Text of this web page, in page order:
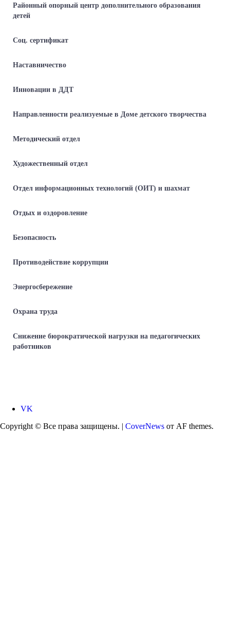
Районный опорный центр дополнительного образования
детей
Соц. сертификат
Наставничество
Инновации в ДДТ
Направленности реализуемые в Доме детского творчества
Методический отдел
Художественный отдел
Отдел информационных технологий (ОИТ) и шахмат
Отдых и оздоровление
Безопасность
Противодействие коррупции
Энергосбережение
Охрана труда
Снижение бюрократической нагрузки на педагогических
работников
VK
Copyright © Все права защищены. | CoverNews от AF themes.